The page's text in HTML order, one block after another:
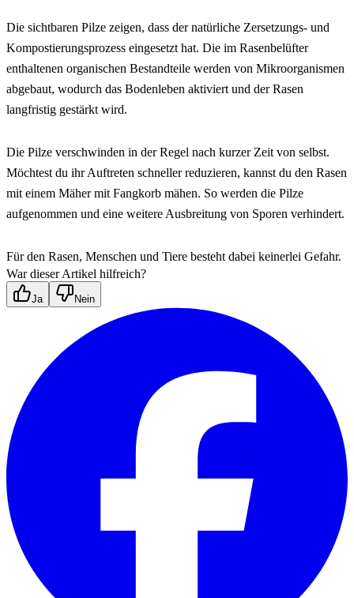
Die sichtbaren Pilze zeigen, dass der natürliche Zersetzungs- und
Kompostierungsprozess eingesetzt hat. Die im Rasenbelüfter
enthaltenen organischen Bestandteile werden von Mikroorganismen
abgebaut, wodurch das Bodenleben aktiviert und der Rasen
langfristig gestärkt wird.
Die Pilze verschwinden in der Regel nach kurzer Zeit von selbst.
Möchtest du ihr Auftreten schneller reduzieren, kannst du den Rasen
mit einem Mäher mit Fangkorb mähen. So werden die Pilze
aufgenommen und eine weitere Ausbreitung von Sporen verhindert.
Für den Rasen, Menschen und Tiere besteht dabei keinerlei Gefahr.
War dieser Artikel hilfreich?
Ja Nein